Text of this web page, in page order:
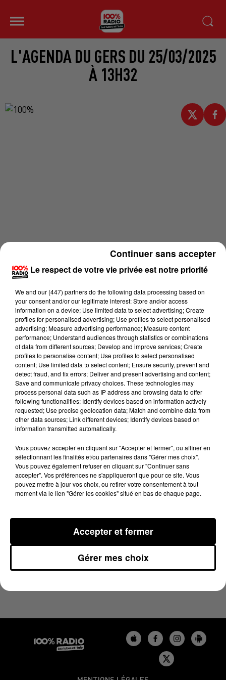
L'AGENDA DU GERS DU 25/03/2025
À 13H32
Lecture (1 min 15 sec)
100%
25 mars 2025 - 1 min 15 sec
L'AGENDA DU GERS DU 25/03/2025 À 13H32
Le respect de votre vie privée est notre priorité
We and our (447) partnersdo the following data processing based on
your consent and/or our legitimate interest: Store and/or access
information on a device; Use limited data to select advertising; Create
profiles for personalised advertising; Use profiles to select personalised
advertising; Measure advertising performance; Measure content
performance; Understand audiences through statistics or combinations
of data from different sources; Develop and improve services; Create
profiles to personalise content; Use profiles to select personalised
content; Use limited data to select content; Ensure security, prevent and
detect fraud, and fix errors; Deliver and present advertising and content;
Save and communicate privacy choices. These technologies may
process personal data such as IP address and browsing data to offer
following functionalities: Identify devices based on information actively
requested; Use precise geolocation data; Match and combine data from
other data sources; Link different devices; Identify devices based on
information transmitted automatically.
Vous pouvez accepter en cliquant sur "Accepter et fermer", ou affiner en
sélectionnant les finalités et/ou partenaires dans "Gérer mes choix".
Vous pouvez également refuser en cliquant sur "Continuer sans
accepter". Vos préférences ne s'appliqueront que pour ce site. Vous
pouvez mettre à jour vos choix, ou retirer votre consentement à tout
moment via le lien "Gérer les cookies" situé en bas de chaque page.
Gérer mes choix
Accepter et fermer
Continuer sans accepter